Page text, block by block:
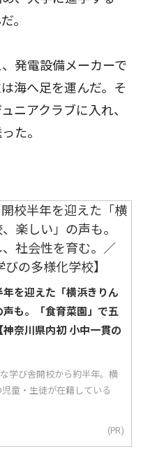
。
発電設備メーカーで
海へ足を運んだ。そ
ニアクラブに入れ、
た。
を迎えた「横浜きりん
も。「食育菜園」で五
奈川県内初 小中一貫の
学び舎開校から約半年。横
童・生徒が在籍している
(PR)